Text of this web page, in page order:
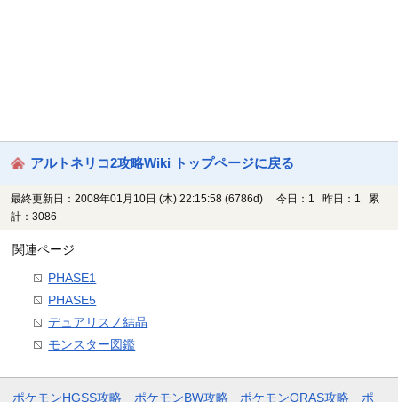
アルトネリコ2攻略Wiki トップページに戻る
最終更新日：2008年01月10日 (木) 22:15:58 (6786d)
今日：1 昨日：1 累
計：3086
関連ページ
PHASE1
PHASE5
デュアリスノ結晶
モンスター図鑑
ポケモンHGSS攻略 ポケモンBW攻略 ポケモンORAS攻略 ポ